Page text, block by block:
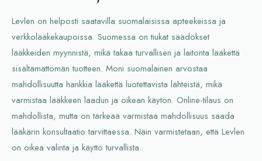
Levlen on helposti saatavilla suomalaisissa apteekeissa ja
verkkolääkekaupoissa. Suomessa on tiukat säädökset
lääkkeiden myynnistä, mikä takaa turvallisen ja laitonta lääkettä
sisältämättömän tuotteen. Moni suomalainen arvostaa
mahdollisuutta hankkia lääkettä luotettavista lähteistä, mikä
varmistaa lääkkeen laadun ja oikean käytön. Online-tilaus on
mahdollista, mutta on tärkeää varmistaa mahdollisuus saada
lääkärin konsultaatio tarvittaessa. Näin varmistetaan, että Levlen
on oikea valinta ja käyttö turvallista.